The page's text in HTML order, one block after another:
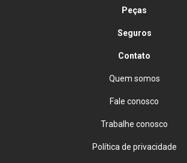
Peças
Seguros
Contato
Quem somos
Fale conosco
Trabalhe conosco
Política de privacidade